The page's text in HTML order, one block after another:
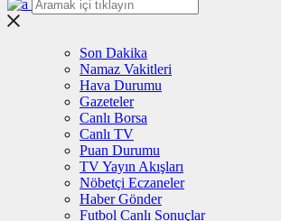
Son Dakika
Namaz Vakitleri
Hava Durumu
Gazeteler
Canlı Borsa
Canlı TV
Puan Durumu
TV Yayın Akışları
Nöbetçi Eczaneler
Haber Gönder
Futbol Canlı Sonuçlar